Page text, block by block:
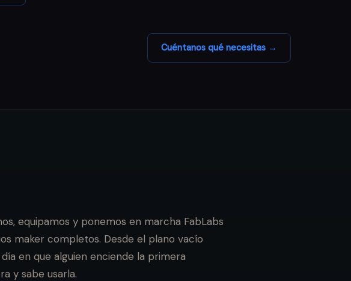
Cuéntanos qué necesitas →
equipamos y ponemos en marcha FabLabs
maker completos. Desde el plano vacío
en que alguien enciende la primera
y sabe usarla.